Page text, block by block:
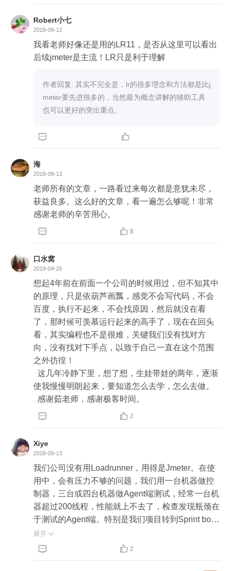
Robert小七
2018-09-12
我看老师好像还是用的LR11，是否从这里可以看出
后续jmeter是主流！LR只是利于理解
作者回复: 其实不完全是，lr的很多理念和方法都是比j
meter要先进很多的，当然最为概念讲解的辅助工具
也可以更好的突出重点。
 
海
2018-09-13
老师所有的文章，一路看过来每次都是意犹未尽，
获益良多。这么好的文章，看一遍怎么够呢！非常
感谢老师的辛苦用心。
  8
口水窝
2019-04-26
想起4年前在前面一个公司的时候用过，但不知其中
的原理，只是依葫芦画瓢，感觉不会写代码，不会
百度，执行不起来，不会找原因，然后就没在看
了，那时候可羡慕运行起来的高手了，现在在回头
看，其实编程也不是很难，关键我们没有找对方
向，没有找对下手点，以致于自己一直在这个范围
之外彷徨！
  这几年冷静下里，想了想，生娃带娃的两年，逐渐
使我慢慢明朗起来，要知道怎么去学，怎么去做。
  感谢茹老师，感谢极客时间。
  2
Xiye
2018-09-13
我们公司没有用Loadrunner，用得是Jmeter。在使
用中，会有压力不够的问题，我们用一台机器做控
制器，三台或四台机器做Agent端测试，经常一台机
器超过200线程，性能就上不去了，检查发现瓶颈在
于测试的Agent端。特别是我们项目转到Sprint boot
架构下，这个问题就更加明显了。后来其他项目的
同事推荐我们使用wrk，确实能提高了不少测试压
展开 
  2